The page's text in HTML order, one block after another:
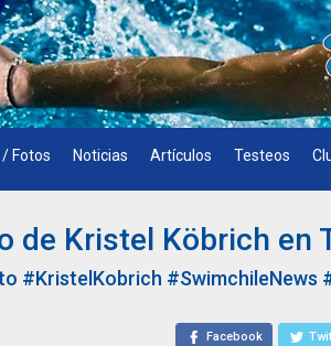
Fotos Noticias Artículos Testeos
de Kristel Köbrich en
#KristelKobrich #SwimchileNews
Facebook